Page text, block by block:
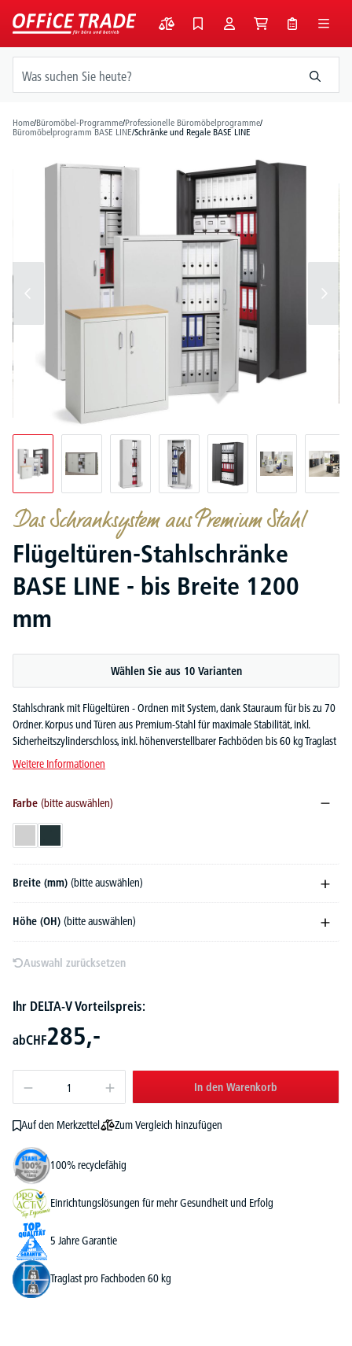
springen
Home/Büromöbel-Programme/Professionelle Büromöbelprogramme/
Büromöbelprogramm BASE LINE/Schränke und Regale BASE LINE
Bildergalerie überspringen
Das Schranksystem aus Premium Stahl
Flügeltüren-Stahlschränke
BASE LINE - bis Breite 1200
mm
Wählen Sie aus 10 Varianten
Stahlschrank mit Flügeltüren - Ordnen mit System, dank Stauraum für bis zu 70
Ordner. Korpus und Türen aus Premium-Stahl für maximale Stabilität, inkl.
Sicherheitszylinderschloss, inkl. höhenverstellbarer Fachböden bis 60 kg Traglast
Weitere Informationen
Farbe (bitte auswählen)
Breite (mm) (bitte auswählen)
Höhe (OH) (bitte auswählen)
Auswahl zurücksetzen
Ihr DELTA-V Vorteilspreis:
abCHF285,-
In den Warenkorb
Auf den Merkzettel Zum Vergleich hinzufügen
100% recyclefähig
Einrichtungslösungen für mehr Gesundheit und Erfolg
5 Jahre Garantie
Traglast pro Fachboden 60 kg